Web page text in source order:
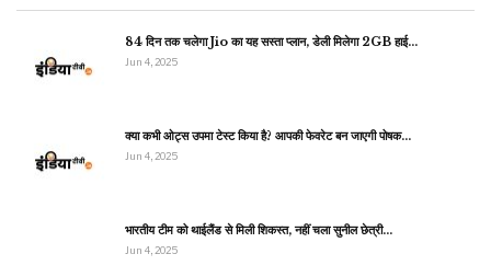
84 दिन तक चलेगा Jio का यह सस्ता प्लान, डेली मिलेगा 2GB हाई…
Jun 4, 2025
क्या कभी ओट्स उपमा टेस्ट किया है? आपकी फेवरेट बन जाएगी पोषक…
Jun 4, 2025
भारतीय टीम को थाईलैंड से मिली शिकस्त, नहीं चला सुनील छेत्री…
Jun 4, 2025